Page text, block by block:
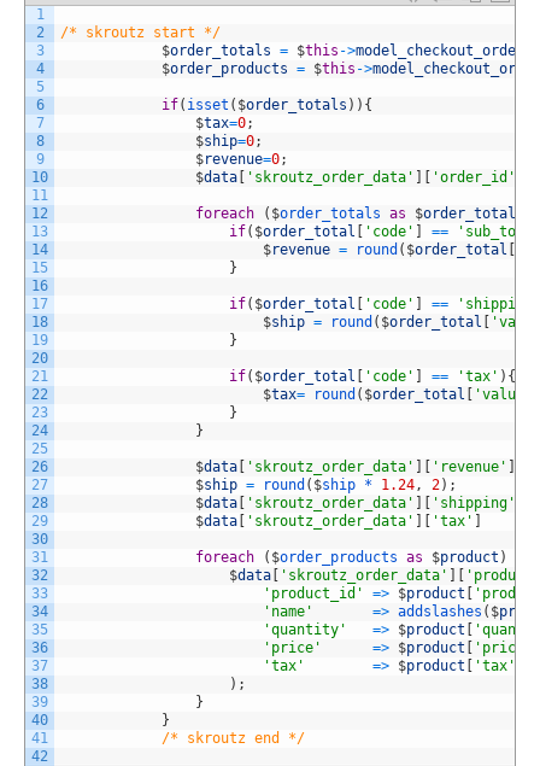
1
2
3
4
5
6
7
8
9
10
11
12
13
14
15
16
17
18
19
20
21
22
23
24
25
26
27
28
29
30
31
32
33
34
35
36
37
38
39
40
41
42
/* skroutz start */
$order_totals = $this ->model_checkout_order
$order_products = $this ->model_checkout_order
if( isset ( $order_totals ) ) {
$tax=0;
$ship=0;
$revenue=0;
$data 'skroutz_order_data' 'order_id'
foreach ( $order_totals as $order_total
if( $order_total 'code' ==
$revenue = round ( $order_total
}
if( $order_total 'code' ==
'shipping'
$ship = round ( $order_total
}
if( $order_total 'code' == 'tax' ) {
$tax= round ( $order_total 'value'
}
}
$data 'skroutz_order_data' 'revenue'
$ship = round ( $ship * 1.24, 2) ;
$data 'skroutz_order_data' 'shipping'
$data 'skroutz_order_data' 'tax'
foreach ( $order_products as $product )
$data 'skroutz_order_data'
'product_id'
=> $product
'name'
=> addslashes ( $
'quantity'
=> $product
'price'
=> $product 'price'
'tax'
=> $product 'tax'
) ;
}
}
/* skroutz end */